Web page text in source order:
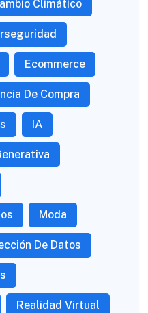
Climático
Ecommerce
De Compra
IA
Moda
De Datos
Realidad Virtual